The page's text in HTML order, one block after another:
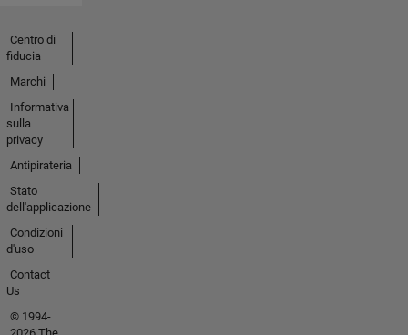
Centro di
fiducia
Marchi
Informativa
sulla
privacy
Antipirateria
Stato
dell'applicazione
Condizioni
d'uso
Contact
Us
© 1994-